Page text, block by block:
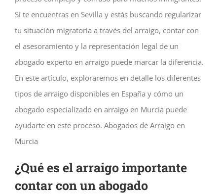
Si te encuentras en Sevilla y estás buscando regularizar
tu situación migratoria a través del arraigo, contar con
el asesoramiento y la representación legal de un
abogado experto en arraigo puede marcar la diferencia.
En este artículo, exploraremos en detalle los diferentes
tipos de arraigo disponibles en España y cómo un
abogado especializado en arraigo en Murcia puede
ayudarte en este proceso. Abogados de Arraigo en
Murcia
¿Qué es el arraigo importante
contar con un abogado